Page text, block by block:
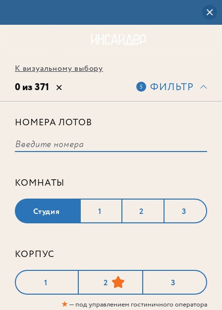
К визуальному выбору
0 из 371 5 ФИЛЬТР
НОМЕРА ЛОТОВ
КОМНАТЫ
Студия 1 2 3
КОРПУС
1 2 3
★— под управлением гостиничного оператора
соответствует ни одного лота